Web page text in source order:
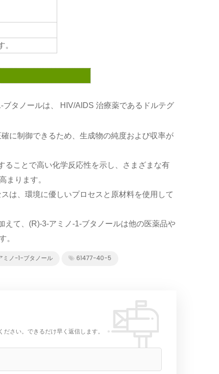
タノールは、 HIV/AIDS 治療薬である ドルテグ
に制御できるため、生成物の純度および収率が
ることで高い化学反応性を示し、さまざまな有
まります。
は、環境に優しいプロセスと原材料を使用して
て、(R)-3-アミノ-1-ブタノールは他の医薬品や
。
ノ-1-ブタノール 61477-40-5
さい。できるだけ早く返信します。